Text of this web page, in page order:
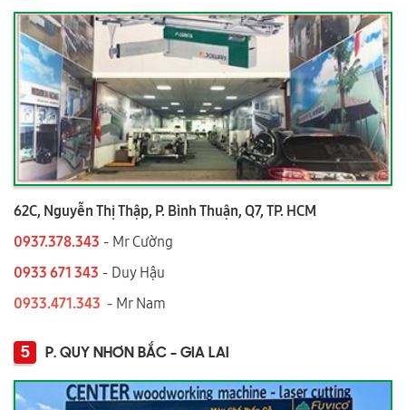
62C, Nguyễn Thị Thập, P. Bình Thuận, Q7, TP. HCM
0937.378.343 - Mr Cường
0933 671 343 - Duy Hậu
0933.471.343 - Mr Nam
5 P. QUY NHƠN BẮC - GIA LAI